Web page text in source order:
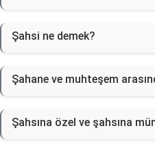
Şahsi ne demek?
Şahane ve muhteşem
Şahsına özel ve şahsına